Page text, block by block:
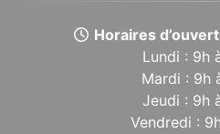
Horaires
Lundi : 9h
Mardi : 9h
Jeudi : 9h
Vendredi :